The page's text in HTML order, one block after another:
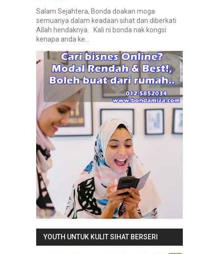
Salam Sejahtera, Bonda doakan moga
semuanya dalam keadaan sihat dan diberkati
Allah hendaknya. Kali ni bonda nak kongsi
kenapa anda ke...
YOUTH UNTUK KULIT SIHAT BERSERI